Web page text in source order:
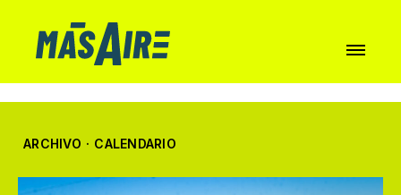
ARCHIVO · CALENDARIO